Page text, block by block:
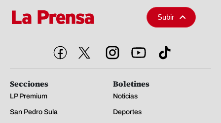
Subir
Secciones
LP Premium
San Pedro Sula
Boletines
Noticias
Deportes